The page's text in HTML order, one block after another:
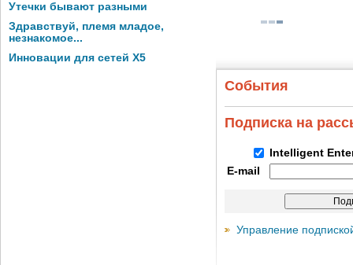
Утечки бывают разными
Здравствуй, племя младое,
незнакомое...
Инновации для сетей X5
События
Подписка на
Intelligent
E-mail
Управление